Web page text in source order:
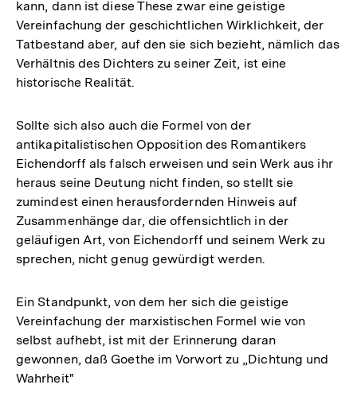
kann, dann ist diese These zwar eine geistige
Vereinfachung der geschichtlichen Wirklichkeit, der
Tatbestand aber, auf den sie sich bezieht, nämlich das
Verhältnis des Dichters zu seiner Zeit, ist eine
historische Realität.
Sollte sich also auch die Formel von der
antikapitalistischen Opposition des Romantikers
Eichendorff als falsch erweisen und sein Werk aus ihr
heraus seine Deutung nicht finden, so stellt sie
zumindest einen herausfordernden Hinweis auf
Zusammenhänge dar, die offensichtlich in der
geläufigen Art, von Eichendorff und seinem Werk zu
sprechen, nicht genug gewürdigt werden.
Ein Standpunkt, von dem her sich die geistige
Vereinfachung der marxistischen Formel wie von
selbst aufhebt, ist mit der Erinnerung daran
gewonnen, daß Goethe im Vorwort zu „Dichtung und
Wahrheit"